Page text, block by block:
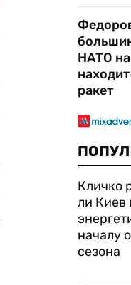
НАТО
ракет
Кличко
ли Киев
началу
сезона